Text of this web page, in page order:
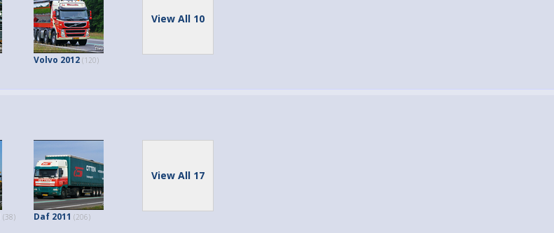
Volvo 2012 (120)
View All 10
(38) Daf 2011 (206)
View All 17